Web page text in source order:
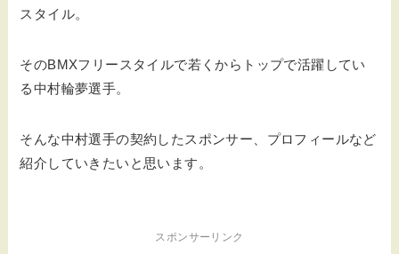
スタイル。
そのBMXフリースタイルで若くからトップで活躍してい
る中村輪夢選手。
そんな中村選手の契約したスポンサー、プロフィールなど
紹介していきたいと思います。
スポンサーリンク